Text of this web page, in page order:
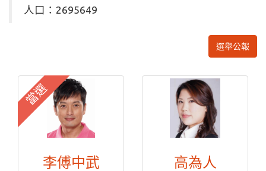
人口：2695649
選舉公報
當選
李傅中武 高為人